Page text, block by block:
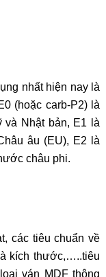
nhất hiện nay là
(hoặc carb-P2) là
và Nhật bản, E1 là
âu (EU), E2 là
châu phi.
các tiêu chuẩn về
kích thước,…..tiêu
ván MDF thông